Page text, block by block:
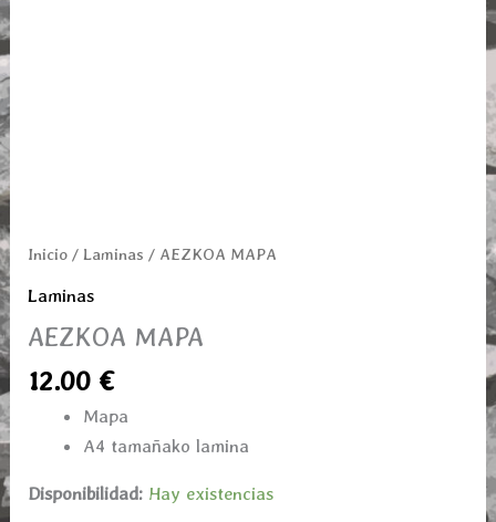
Inicio /Laminas / AEZKOA MAPA
Laminas
AEZKOA MAPA
12.00 €
Mapa
A4 tamañako lamina
Disponibilidad: Hay existencias